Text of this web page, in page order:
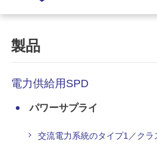
製品
電力供給用SPD
パワーサプライ
交流電力系統のタイプ1／クラ